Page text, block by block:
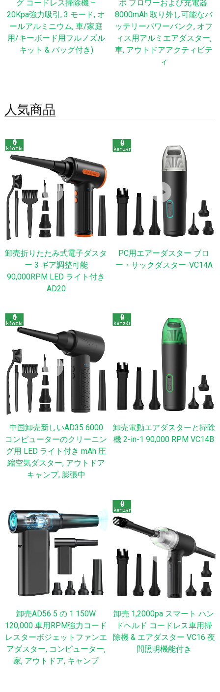
グ コードレス掃除機 –
20Kpa強力吸引, 3 モード, オ
ールアルミニウム, 車/家庭
用/キーボード用フルノズル
キット & バッグ付き)
ボ ブロワーおよび充電器:
8000mAh 取り外し可能なバ
ッテリーパワーバンク, オフ
ィス用アルミエアダスター,
車, アウトドアアクティビテ
ィ
人気商品
卸売折りたたみ式電子ダスタ
ー 3 ギア調整可能
90,000RPM LED ライト付き
AD20
PC用エアーダスター ブロ
ー・サックダスター-VC14A
中国卸売新しいAD35 6000
コンピューターのクリーニン
グ用 LED ライト付き mAh 圧
縮空気ダスター, アウトドア
キャンプ, 膨張中
卸売電動エアダスターと掃除
機 2-in-1 90,000 RPM VC14B
卸売AD56 5 の 1 150W
120,000 車用RPM強力コード
レスターボジェットファンエ
アダスター, コンピューター,
家, アウトドア, キャンプ
卸売 1,2000pa スマート ハン
ドヘルド コードレス車用掃
除機 & エアダスター VC16 夜
間照明機能付き